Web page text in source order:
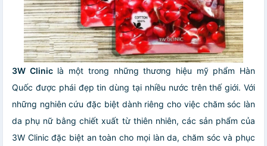
3W Cliniclà một trong những thương hiệu mỹ phẩm Hàn
Quốc được phái đẹp tin dùng tại nhiều nước trên thế giới. Với
những nghiên cứu đặc biệt dành riêng cho việc chăm sóc làn
da phụ nữ bằng chiết xuất từ thiên nhiên, các sản phẩm của
3W Clinic đặc biệt an toàn cho mọi làn da, chăm sóc và phục